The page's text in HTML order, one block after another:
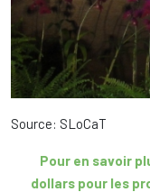
Source: SLoCaT
Pour en savoir
dollars pour les